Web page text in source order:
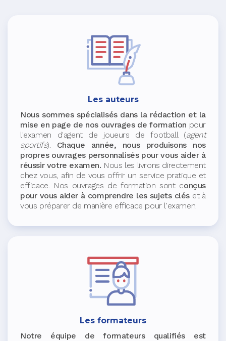
Les auteurs
Nous sommes spécialisés dans la rédaction et la
mise en page de nos ouvrages de formation pour
l'examen d'agent de joueurs de football (agent
sportifs). Chaque année, nous produisons nos
propres ouvrages personnalisés pour vous aider à
réussir votre examen. Nous les livrons directement
chez vous, afin de vous offrir un service pratique et
efficace. Nos ouvrages de formation sont conçus
pour vous aider à comprendre les sujets cléset à
vous préparer de manière efficace pour l'examen.
Les formateurs
Notre équipe de formateurs qualifiés est